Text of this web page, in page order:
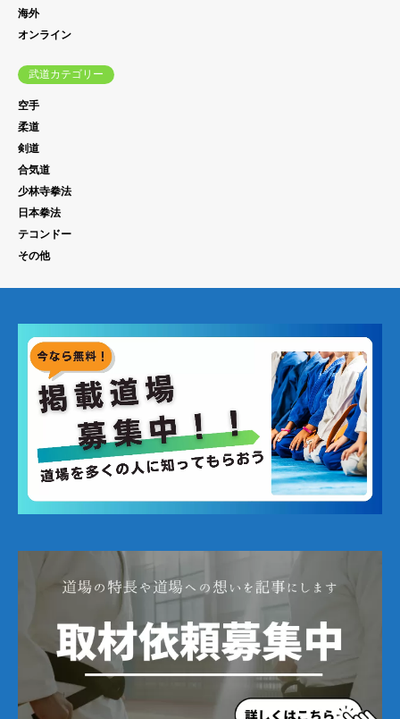
海外
オンライン
武道カテゴリー
空手
柔道
剣道
合気道
少林寺拳法
日本拳法
テコンドー
その他